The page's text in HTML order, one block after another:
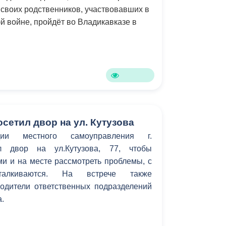
Противодействие коррупции
Гражданская оборона в
чрезвычайных ситуациях
Незаконное строительство
родственников, участвовавших в
войне, пройдёт во Владикавказе в
двор на ул. Кутузова
местного самоуправления г.
двор на ул.Кутузова, 77, чтобы
и на месте рассмотреть проблемы, с
На встрече также
ответственных подразделений